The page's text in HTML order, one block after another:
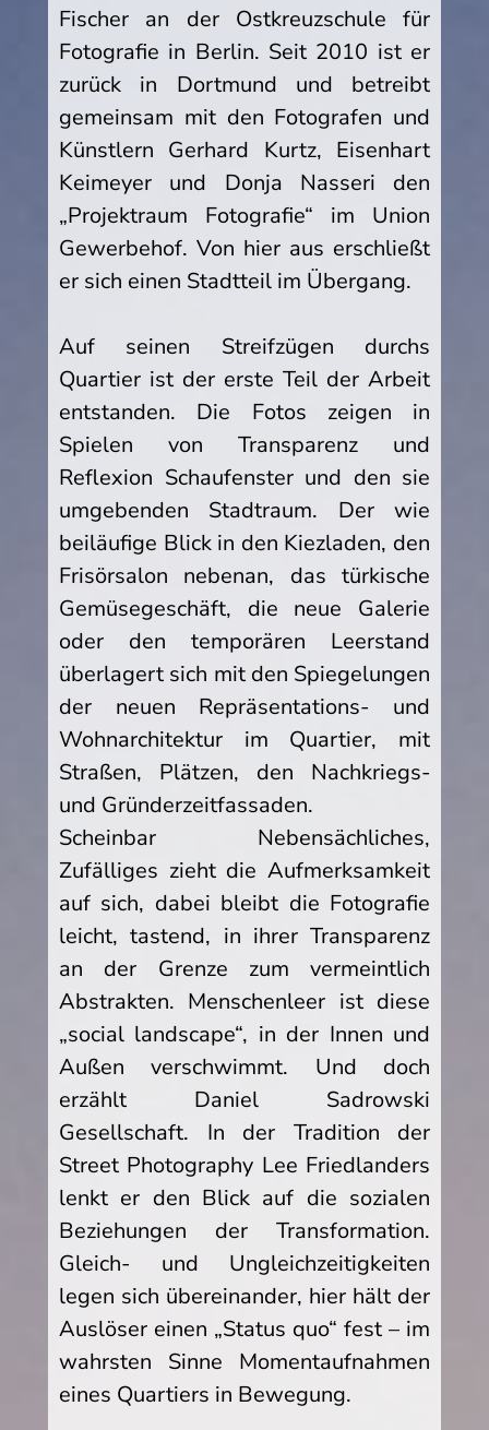
Fischer an der Ostkreuzschule für
Fotografie in Berlin. Seit 2010 ist er
zurück in Dortmund und betreibt
gemeinsam mit den Fotografen und
Künstlern Gerhard Kurtz, Eisenhart
Keimeyer und Donja Nasseri den
„Projektraum Fotografie“ im Union
Gewerbehof. Von hier aus erschließt
er sich einen Stadtteil im Übergang.
Auf seinen Streifzügen durchs
Quartier ist der erste Teil der Arbeit
entstanden. Die Fotos zeigen in
Spielen von Transparenz und
Reflexion Schaufenster und den sie
umgebenden Stadtraum. Der wie
beiläufige Blick in den Kiezladen, den
Frisörsalon nebenan, das türkische
Gemüsegeschäft, die neue Galerie
oder den temporären Leerstand
überlagert sich mit den Spiegelungen
der neuen Repräsentations- und
Wohnarchitektur im Quartier, mit
Straßen, Plätzen, den Nachkriegs-
und Gründerzeitfassaden.
Scheinbar Nebensächliches,
Zufälliges zieht die Aufmerksamkeit
auf sich, dabei bleibt die Fotografie
leicht, tastend, in ihrer Transparenz
an der Grenze zum vermeintlich
Abstrakten. Menschenleer ist diese
„social landscape“, in der Innen und
Außen verschwimmt. Und doch
erzählt Daniel Sadrowski
Gesellschaft. In der Tradition der
Street Photography Lee Friedlanders
lenkt er den Blick auf die sozialen
Beziehungen der Transformation.
Gleich- und Ungleichzeitigkeiten
legen sich übereinander, hier hält der
Auslöser einen „Status quo“ fest – im
wahrsten Sinne Momentaufnahmen
eines Quartiers in Bewegung.